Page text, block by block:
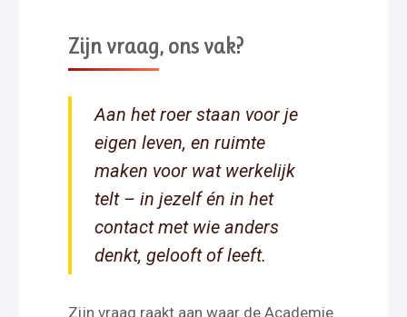
Zijn vraag, ons vak?
Aan het roer staan voor je
eigen leven, en ruimte
maken voor wat werkelijk
telt – in jezelf én in het
contact met wie anders
denkt, gelooft of leeft.
Zijn vraag raakt aan waar de Academie